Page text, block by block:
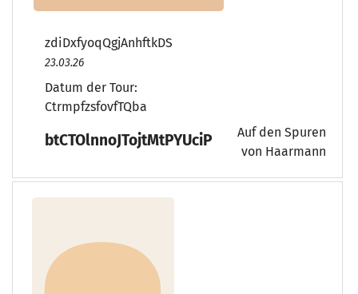
zdiDxfyoqQgjAnhftkDS
23.03.26
Datum der Tour:
CtrmpfzsfovfTQba
btCTOlnnoJTojtMtPYUciP
Auf den Spuren
von Haarmann